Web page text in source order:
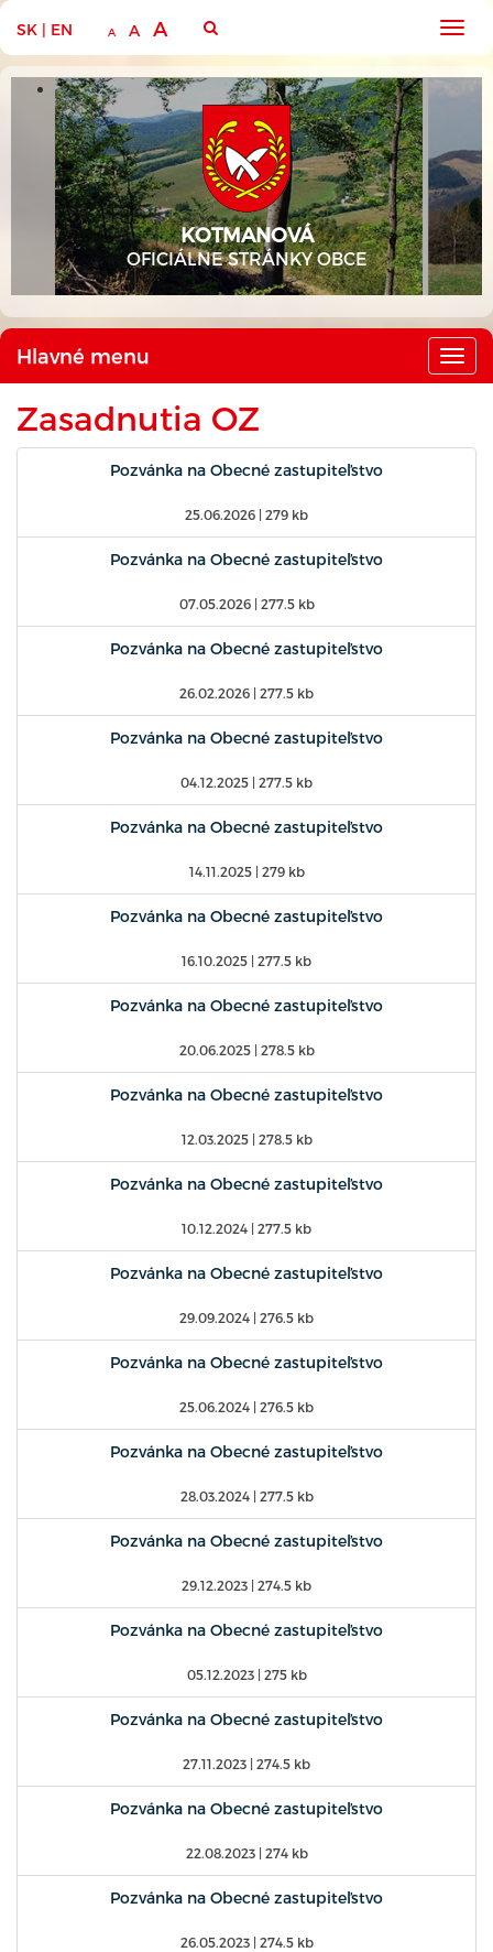
SK | EN A A A
KOTMANOVÁ
OFICIÁLNE STRÁNKY OBCE
Hlavné menu
Zasadnutia OZ
Pozvánka na Obecné zastupiteľstvo
25.06.2026 | 279 kb
Pozvánka na Obecné zastupiteľstvo
07.05.2026| 277.5 kb
Pozvánka na Obecné zastupiteľstvo
26.02.2026 | 277.5 kb
Pozvánka na Obecné zastupiteľstvo
04.12.2025 | 277.5 kb
Pozvánka na Obecné zastupiteľstvo
14.11.2025| 279 kb
Pozvánka na Obecné zastupiteľstvo
16.10.2025 | 277.5 kb
Pozvánka na Obecné zastupiteľstvo
20.06.2025| 278.5 kb
Pozvánka na Obecné zastupiteľstvo
12.03.2025| 278.5 kb
Pozvánka na Obecné zastupiteľstvo
10.12.2024 | 277.5 kb
Pozvánka na Obecné zastupiteľstvo
29.09.2024 | 276.5 kb
Pozvánka na Obecné zastupiteľstvo
25.06.2024 | 276.5 kb
Pozvánka na Obecné zastupiteľstvo
28.03.2024| 277.5 kb
Pozvánka na Obecné zastupiteľstvo
29.12.2023 | 274.5 kb
Pozvánka na Obecné zastupiteľstvo
05.12.2023| 275 kb
Pozvánka na Obecné zastupiteľstvo
27.11.2023 | 274.5 kb
Pozvánka na Obecné zastupiteľstvo
22.08.2023| 274 kb
Pozvánka na Obecné zastupiteľstvo
26.05.2023| 274.5 kb